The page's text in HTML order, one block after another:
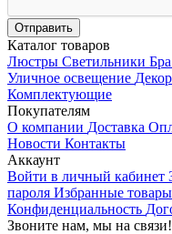
Каталог товаров
Люстры Светильники Бра
Уличное освещение
Комплектующие
Покупателям
О компании Доставка
Новости Контакты
Аккаунт
Войти в личный кабинет
пароля Избранные товары
Конфиденциальность
Звоните нам, мы на связи!